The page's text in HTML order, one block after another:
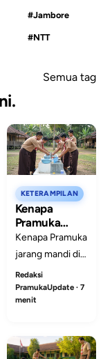
#Jambore
#NTT
Semua tag
KETERAMPILAN
Kenapa
Pramuka
Jarang Mandi
di
Perkemahan?
Penjelasan
dan Tips
Menjaga
Kenapa Pramuka
jarang mandi di
perkemahan?
Kenali alasan
yang sering
kebersihan, dan
cara membuat
Redaksi
PramukaUpdate · 7
menit